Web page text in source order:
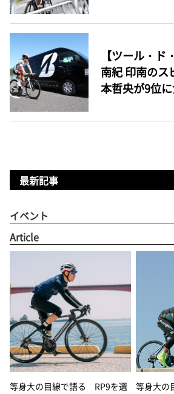
【ツール・ド
南紀 印南のス
本哲央が9位
最新記事
イベント
Article
等身大の目線で語る RP9を選
等身大